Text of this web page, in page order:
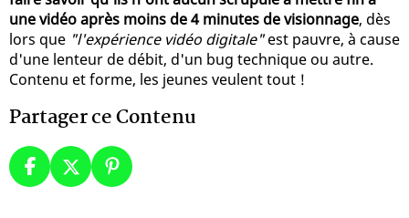
une vidéo après moins de 4 minutes de visionnage, dès
lors que "l'expérience vidéo digitale"est pauvre, à cause
d'une lenteur de débit, d'un bug technique ou autre.
Contenu et forme, les jeunes veulent tout !
Partager ce Contenu